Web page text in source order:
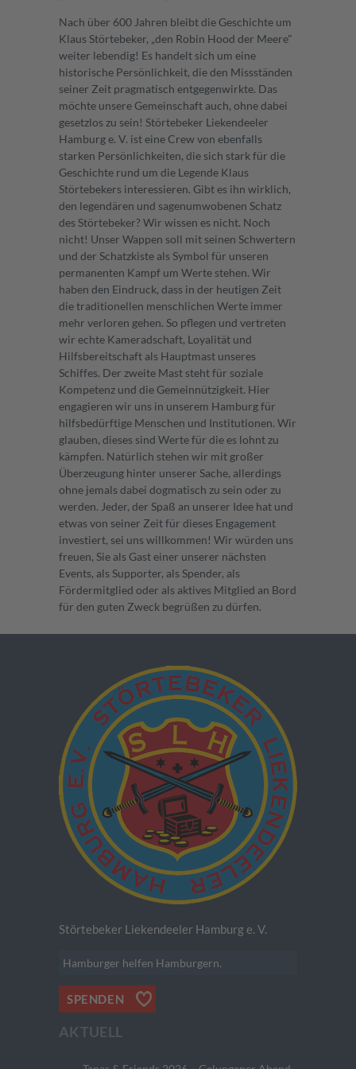
Nach über 600 Jahren bleibt die Geschichte um
Klaus Störtebeker, „den Robin Hood der Meere"
weiter lebendig! Es handelt sich um eine
historische Persönlichkeit, die den Missständen
seiner Zeit pragmatisch entgegenwirkte. Das
möchte unsere Gemeinschaft auch, ohne dabei
gesetzlos zu sein! Störtebeker Liekendeeler
Hamburg e. V. ist eine Crew von ebenfalls
starken Persönlichkeiten, die sich stark für die
Geschichte rund um die Legende Klaus
Störtebekers interessieren. Gibt es ihn wirklich,
den legendären und sagenumwobenen Schatz
des Störtebeker? Wir wissen es nicht. Noch
nicht! Unser Wappen soll mit seinen Schwertern
und der Schatzkiste als Symbol für unseren
permanenten Kampf um Werte stehen. Wir
haben den Eindruck, dass in der heutigen Zeit
die traditionellen menschlichen Werte immer
mehr verloren gehen. So pflegen und vertreten
wir echte Kameradschaft, Loyalität und
Hilfsbereitschaft als Hauptmast unseres
Schiffes. Der zweite Mast steht für soziale
Kompetenz und die Gemeinnützigkeit. Hier
engagieren wir uns in unserem Hamburg für
hilfsbedürftige Menschen und Institutionen. Wir
glauben, dieses sind Werte für die es lohnt zu
kämpfen. Natürlich stehen wir mit großer
Überzeugung hinter unserer Sache, allerdings
ohne jemals dabei dogmatisch zu sein oder zu
werden. Jeder, der Spaß an unserer Idee hat und
etwas von seiner Zeit für dieses Engagement
investiert, sei uns willkommen! Wir würden uns
freuen, Sie als Gast einer unserer nächsten
Events, als Supporter, als Spender, als
Fördermitglied oder als aktives Mitglied an Bord
für den guten Zweck begrüßen zu dürfen.
Störtebeker Liekendeeler Hamburg e. V.
Hamburger helfen Hamburgern.
SPENDEN
AKTUELL